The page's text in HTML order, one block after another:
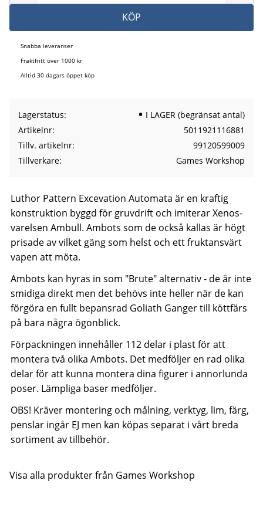
KÖP
Snabba leveranser
Fraktfritt över 1000 kr
Alltid 30 dagars öppet köp
Lagerstatus
I LAGER (begränsat antal)
Artikelnr
5011921116881
Tillv. artikelnr
99120599009
Tillverkare
Games Workshop
Luthor Pattern Excevation Automata är en kraftig
konstruktion byggd för gruvdrift och imiterar Xenos-
varelsen Ambull. Ambots som de också kallas är högt
prisade av vilket gäng som helst och ett fruktansvärt
vapen att möta.
Ambots kan hyras in som "Brute" alternativ - de är inte
smidiga direkt men det behövs inte heller när de kan
förgöra en fullt bepansrad Goliath Ganger till köttfärs
på bara några ögonblick.
Förpackningen innehåller 112 delar i plast för att
montera två olika Ambots. Det medföljer en rad olika
delar för att kunna montera dina figurer i annorlunda
poser. Lämpliga baser medföljer.
OBS! Kräver montering och målning, verktyg, lim, färg,
penslar ingår EJ men kan köpas separat i vårt breda
sortiment av tillbehör.
Visa alla produkter från Games Workshop